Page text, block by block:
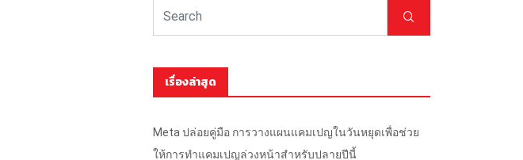
เรื่องล่าสุด
Meta ปล่อยคู่มือ การวางแผนแคมเปญในวันหยุดเพื่อช่วย
ให้การทำแคมเปญล่วงหน้าสำหรับปลายปีนี้